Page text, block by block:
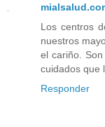
Los centros
nuestros
el cariño.
cuidados que
Responder